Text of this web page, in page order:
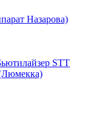
Назарова)
STT